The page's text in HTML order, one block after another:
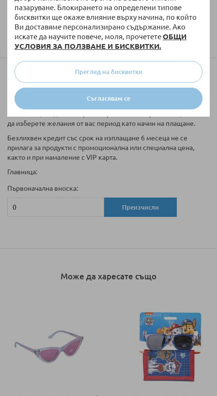
пазаруване. Блокирането на определени типове
бисквитки ще окаже влияние върху начина, по който
Ви доставяме персонализирано съдържание. Ако
искате да научите повече, моля, прочететеОБЩИ
УСЛОВИЯ ЗА ПОЛЗВАНЕ И БИСКВИТКИ.
Съгласявам се
Преглед на бисквитки
Колко ще струва доставката?
Купи на вноски
Таблицата за кредитиране е информативна. Ако желаете да
закупите артикула на изплащане, моля да го добавите в
да изберете желания от вас период като начин на плащане.
Безлихвен кредит със срок на изплащане 6 месеца не се
прилага за продукти с промоционална или специална цена,
както и при намаление с VIP карта.
Главница:
Първоначална вноска:
Преизчисли
Може да харесате също